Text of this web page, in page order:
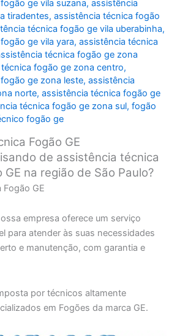
ge vila suzana,assistência
tiradentes,assistência técnica fogão
técnica fogão ge vila uberabinha,
ge vila yara,assistência técnica
técnica fogão ge zona
fogão ge zona centro,
ge zona leste,assistência
norte,assistência técnica fogão ge
técnica fogão ge zona sul,fogão
fogão ge
Fogão GE
de assistência técnica
GE na região de São Paulo?
GE
empresa oferece um serviço
para atender às suas necessidades
e manutenção, com garantia e
por técnicos altamente
em Fogões da marca GE.